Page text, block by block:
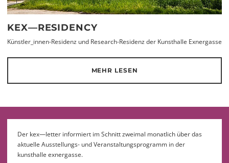
KEX—RESIDENCY
Künstler_innen-Residenz und Research-Residenz der Kunsthalle Exnergasse
MEHR LESEN
Der kex—letter informiert im Schnitt zweimal monatlich über das
aktuelle Ausstellungs- und Veranstaltungsprogramm in der
kunsthalle exnergasse.